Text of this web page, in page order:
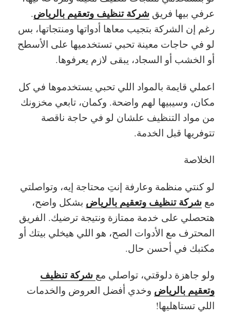
عرفي بيها فريق شركة تنظيف وتعقيم بالرياض.
رغم إن الشركة بتجيب معاها أدواتها ومنتجاتها، بس
لو في حاجات معينة تحبي تستخدميها على الأسطح
أو الخشب أو السجاد، يبقى لازم يعرفوها.
اعملي قايمة بالمواد اللي تحبي يستخدموها في كل
مكان، وسيبيها لهم واضحة. وكمان، تابعي مخزونك
من مواد التنظيف علشان لو في حاجة ناقصة
تتوفريها قبل الخدمة.
الخلاصة
لو كنتي منظمة وعارفة إنتِ محتاجة إيه، وتواصلتي
مع شركة تنظيف وتعقيم بالرياض بشكل واضح،
هتحصلي على خدمة ممتازة ونتيجة ترضيك. الفريق
المحترف مع الأدوات الصح، هو اللي هيخلي بيتك أو
مكتبك في أحسن حال.
ولو جاهزة دلوقتي، تواصلي مع شركة تنظيف
وتعقيم بالرياض وخدي أفضل العروض والخدمات
اللي تستاهليها!